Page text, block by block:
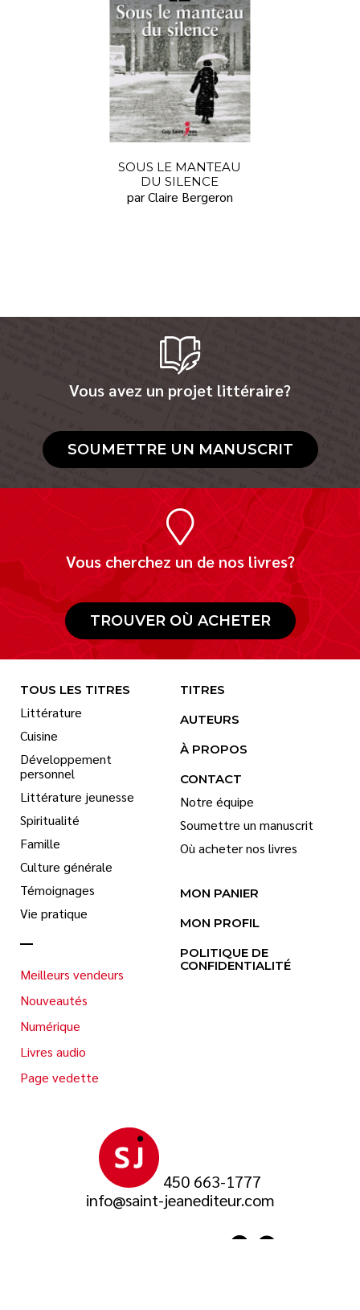
SOUS LE MANTEAU
DU SILENCE
par Claire Bergeron
Vous avez un projet littéraire?
SOUMETTRE UN MANUSCRIT
Vous cherchez un de nos livres?
TROUVER OÙ ACHETER
450 663-1777
info@saint-jeanediteur.com
TOUS LES TITRES
Littérature
Cuisine
Développement
personnel
Littérature jeunesse
Spiritualité
Famille
Culture générale
Témoignages
Vie pratique
Meilleurs vendeurs
Nouveautés
Numérique
Livres audio
Page vedette
TITRES
AUTEURS
À PROPOS
CONTACT
Notre équipe
Soumettre un manuscrit
Où acheter nos livres
MON PANIER
MON PROFIL
POLITIQUE DE
CONFIDENTIALITÉ